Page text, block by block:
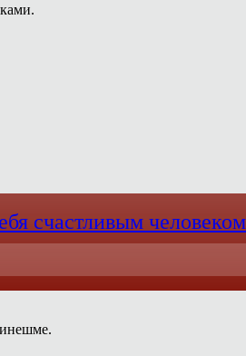
счастливым